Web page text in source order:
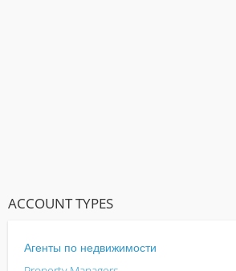
ACCOUNT TYPES
Агенты по недвижимости